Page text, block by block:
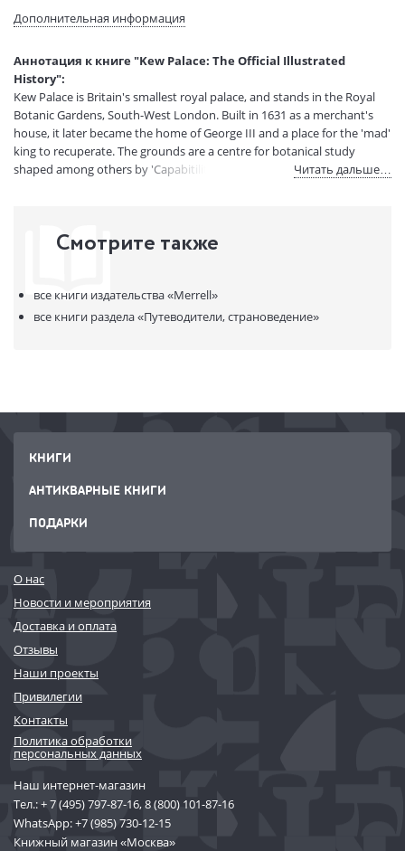
Вес:
1 гр.
Код товара:
50031907
Артикул:
11043176
ISBN:
9781858943237
В продаже с:
08.04.2021
Дополнительная информация
Аннотация к книге "Kew Palace: The Official Illustrated
History":
Kew Palace is Britain's smallest royal palace, and stands in the Royal
Botanic Gardens, South-West London. Built in 1631 as a merchant's
house, it later became the home of George III and a place for the 'mad'
king to recuperate. The grounds are a centre for botanical study
shaped among others by 'Capabitility Brown'.
Читать дальше…
Смотрите также
все книги издательства«Merrell»
все книги раздела«Путеводители, страноведение»
КНИГИ
АНТИКВАРНЫЕ КНИГИ
ПОДАРКИ
О нас
Новости и мероприятия
Доставка и оплата
Отзывы
Наши проекты
Привилегии
Контакты
Политика обработки
персональных данных
Наш интернет-магазин
Тел.:+ 7 (495) 797-87-16,8 (800) 101-87-16
WhatsApp:+7 (985) 730-12-15
Книжный магазин «Москва»